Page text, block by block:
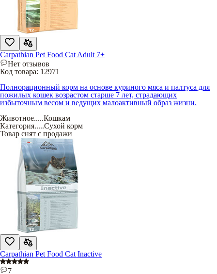
Carpathian Pet Food Cat Adult 7+
Нет отзывов
Код товара: 12971
Полнорационный корм на основе куриного мяса и палтуса для
пожилых кошек возрастом старше 7 лет, страдающих
избыточным весом и ведущих малоактивный образ жизни.
Животное.....Кошкам
Категория.....Сухой корм
Товар снят с продажи
Carpathian Pet Food Cat Inactive
7